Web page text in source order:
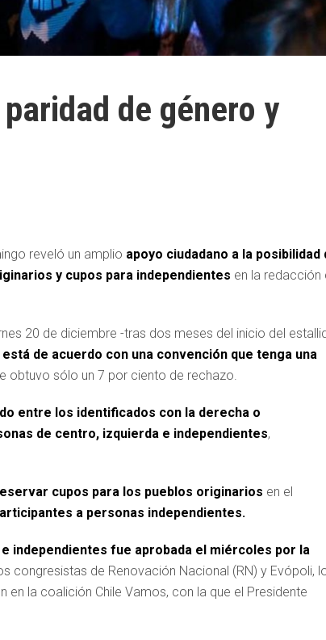
de género y
reveló un amplio apoyo ciudadano a la posibilidad
y cupos para independientes en la redacción
20 de diciembre -tras dos meses del inicio del
de acuerdo con una convención que tenga una
obtuvo sólo un 7 por ciento de rechazo.
entre los identificados con la derecha o
de centro, izquierda e independientes,
cupos para los pueblos originarios en el
a personas independientes.
independientes fue aprobada el miércoles por la
congresistas de Renovación Nacional (RN) y Evópoli,
la coalición Chile Vamos, con la que el Presidente